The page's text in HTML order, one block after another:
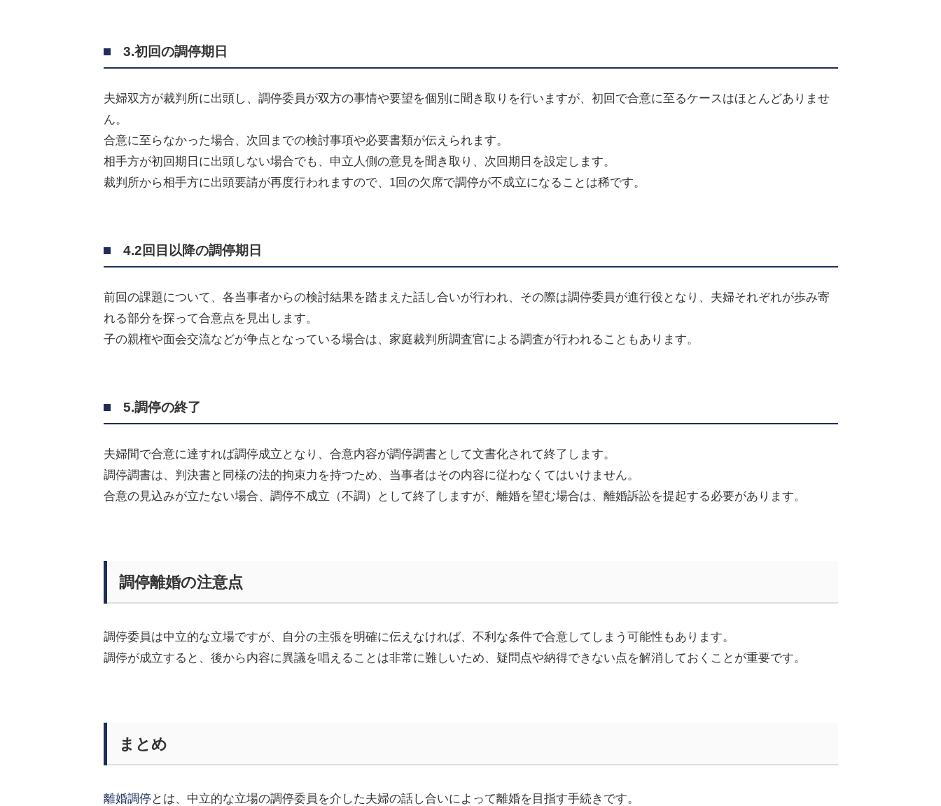
3.初回の調停期日
夫婦双方が裁判所に出頭し、調停委員が双方の事情や要望を個別に聞き取りを行いますが、初回で合意に至るケースはほとんどありませ
ん。
合意に至らなかった場合、次回までの検討事項や必要書類が伝えられます。
相手方が初回期日に出頭しない場合でも、申立人側の意見を聞き取り、次回期日を設定します。
裁判所から相手方に出頭要請が再度行われますので、 1回の欠席で調停が不成立になることは稀です。
4.2回目以降の調停期日
前回の課題について、各当事者からの検討結果を踏まえた話し合いが行われ、その際は調停委員が進行役となり、夫婦それぞれが歩み寄
れる部分を探って合意点を見出します。
子の親権や面会交流などが争点となっている場合は、家庭裁判所調査官による調査が行われることもあります。
5.調停の終了
夫婦間で合意に達すれば調停成立となり、合意内容が調停調書として文書化されて終了します。
調停調書は、判決書と同様の法的拘束力を持つため、当事者はその内容に従わなくてはいけません。
合意の見込みが立たない場合、調停不成立（不調）として終了しますが、離婚を望む場合は、離婚訴訟を提起する必要があります。
調停離婚の注意点
調停委員は中立的な立場ですが、自分の主張を明確に伝えなければ、不利な条件で合意してしまう可能性もあります。
調停が成立すると、後から内容に異議を唱えることは非常に難しいため、疑問点や納得できない点を解消しておくことが重要です。
まとめ
離婚調停 とは、中立的な立場の調停委員を介した夫婦の話し合いによって離婚を目指す手続きです。